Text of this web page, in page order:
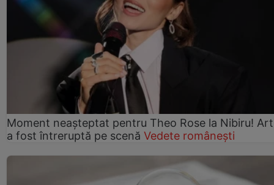
Moment neașteptat pentru Theo Rose la Nibiru!
a fost întreruptă pe scenă Vedete românești